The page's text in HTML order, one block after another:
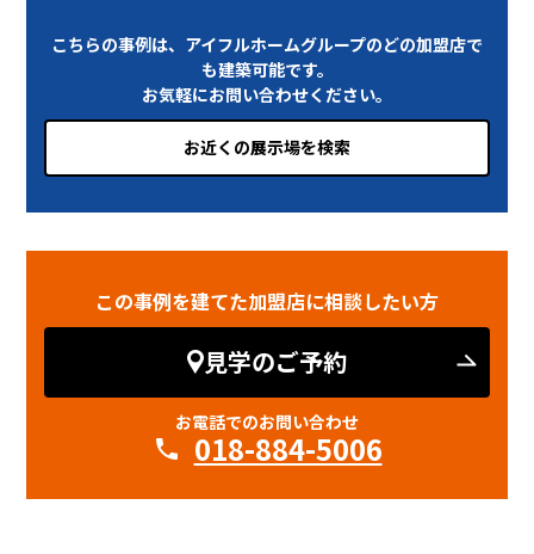
こちらの事例は、アイフルホームグループのどの加盟店で
も建築可能です。
お気軽にお問い合わせください。
お近くの展示場を検索
この事例を建てた加盟店に相談したい方
見学のご予約
お電話でのお問い合わせ
018-884-5006